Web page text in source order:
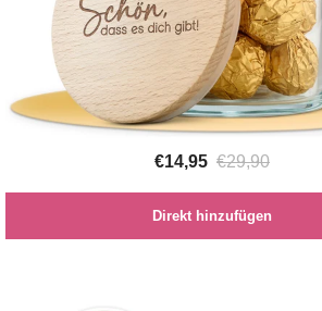
€14,95 €29,90
Direkt hinzufügen